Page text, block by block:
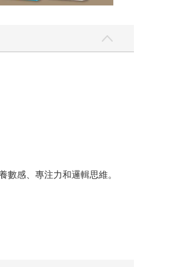
感、專注力和邏輯思維。